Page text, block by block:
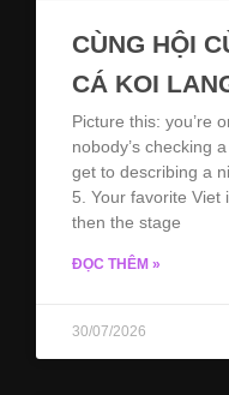
CÙNG HỘI
CÁ KOI
Picture this: you’re
nobody’s checking
get to describing a
5. Your favorite Viet
then the stage
ĐỌC THÊM »
30/07/2026